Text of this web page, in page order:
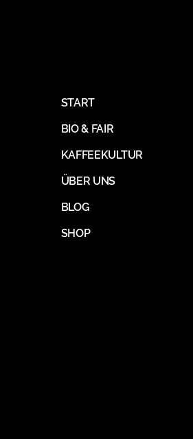
START
BIO & FAIR
KAFFEEKULTUR
ÜBER UNS
BLOG
SHOP